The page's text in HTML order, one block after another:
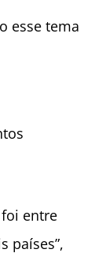
esse tema
entre
países”,